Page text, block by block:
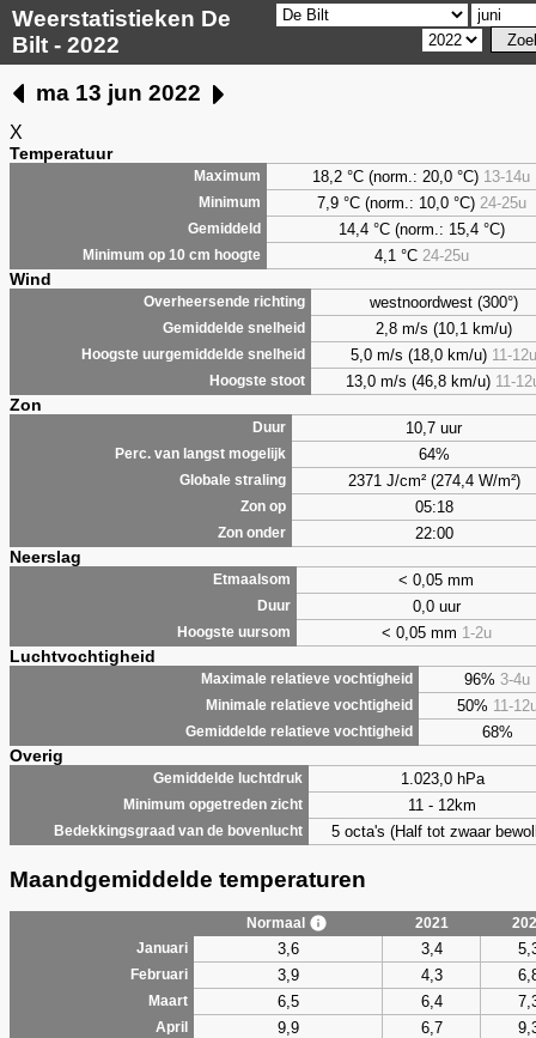
Weerstatistieken De
Bilt - 2022
ma 13 jun 2022
X
Temperatuur
Maximum 18,2 °C (norm.: 20,0 °C) 13-14u
Minimum 7,9°C (norm.: 10,0 °C) 24-25u
Gemiddeld 14,4 °C (norm.: 15,4 °C)
Minimum op 10 cm hoogte 4,1 °C 24-25u
Wind
Overheersende richting westnoordwest (300°)
Gemiddelde snelheid 2,8 m/s (10,1 km/u)
Hoogste uurgemiddelde snelheid 5,0 m/s (18,0 km/u) 11-12u
Hoogste stoot 13,0 m/s (46,8 km/u) 11-
Zon
Duur 10,7 uur
Perc. van langst mogelijk 64%
Globale straling 2371 J/cm² (274,4 W/m²)
Zon op 05:18
Zon onder 22:00
Neerslag
Etmaalsom < 0,05 mm
Duur 0,0 uur
Hoogste uursom < 0,05 mm 1-2u
Luchtvochtigheid
Maximale relatieve vochtigheid 96% 3-4u
Minimale relatieve vochtigheid 50% 11-
Gemiddelde relatieve vochtigheid 68%
Overig
Gemiddelde luchtdruk 1.023,0 hPa
Minimum opgetreden zicht 11 - 12km
Bedekkingsgraad van de bovenlucht 5 octa's (Half tot zwaar
Maandgemiddelde temperaturen
Normaal 2021
Januari
3,6 3,4
Februari 3,9 4,3
Maart 6,5 6,4
April 9,9 6,7